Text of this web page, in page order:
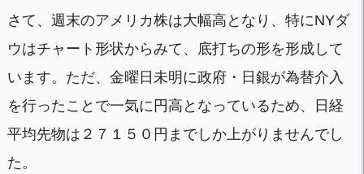
さて、週末のアメリカ株は大幅高となり、特にNYダ
ウはチャート形状からみて、底打ちの形を形成して
います。ただ、金曜日未明に政府・日銀が為替介入
を行ったことで一気に円高となっているため、日経
平均先物は２７１５０円までしか上がりませんでし
た。